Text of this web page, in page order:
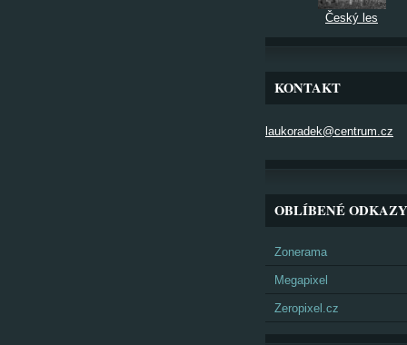
Český les
KONTAKT
laukoradek@centrum.cz
OBLÍBENÉ ODKAZY
Zonerama
Megapixel
Zeropixel.cz